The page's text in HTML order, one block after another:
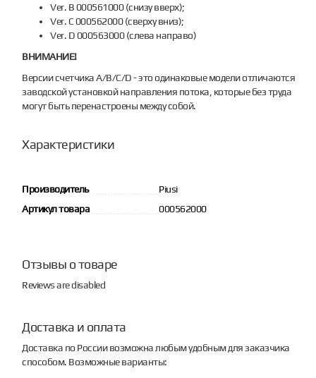
Ver. B 000561000 (снизу вверх);
Ver. C 000562000 (сверху вниз);
Ver. D 000563000 (слева направо)
ВНИМАНИЕ!
Версии счетчика A/B/C/D - это одинаковые модели отличаются
заводской установкой направления потока, которые без труда
могут быть перенастроены между собой.
Характеристики
Производитель
Piusi
Артикул товара
000562000
Отзывы о товаре
Reviews are disabled
Доставка и оплата
Доставка по России возможна любым удобным для заказчика
способом. Возможные варианты: